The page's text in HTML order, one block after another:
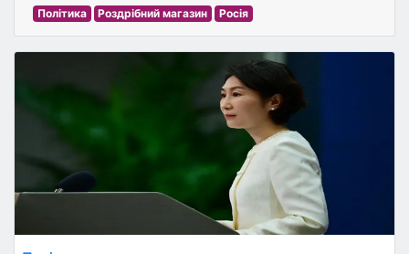
Політика Роздрібний магазин Росія